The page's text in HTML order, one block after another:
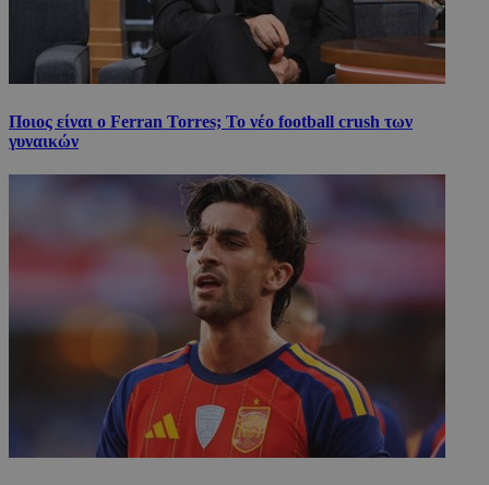
Ποιος είναι ο Ferran Torres; Το νέο football crush των
γυναικών